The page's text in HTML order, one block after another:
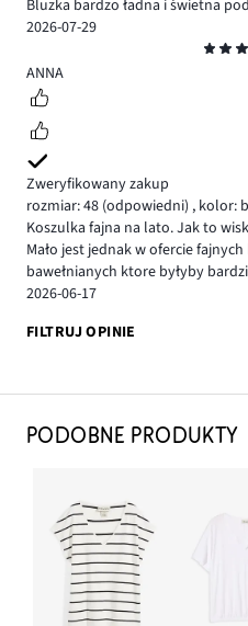
Bluzka bardzo ładna i świetna
2026-07-29
5
ANNA
Zweryfikowany zakup
rozmiar: 48 (odpowiedni) , kolor:
Koszulka fajna na lato. Jak to
Mało jest jednak w ofercie
bawełnianych ktore byłyby
2026-06-17
FILTRUJ OPINIE
PODOBNE PRODUKTY